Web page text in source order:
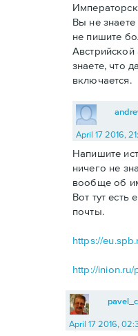
Вы не
не пишите
знаете, что
включается.
April 17 2016,
Напишите
ничего не
вообще об
Вот тут есть
почты.
https://
http://inion.ru/
April 17 2016,